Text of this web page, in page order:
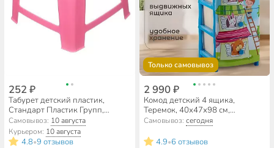
252 ₽
Табурет детский пластик,
Стандарт Пластик Групп,
30х30х26.5 см, розовый,
красный, 160-0060
Самовывоз: 10 августа
Курьером: 10 августа
4.8•9 отзывов
Только самовывоз
2 990 ₽
Комод детский 4 ящика,
Теремок, 40х47х98 см,
Элластик-Пласт
Самовывоз: сегодня
4.9•6 отзывов